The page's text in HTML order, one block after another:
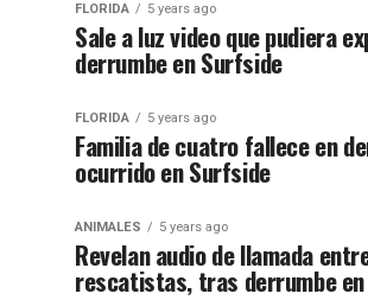
FLORIDA 5 years ago
Sale a luz video que pudiera
derrumbe en Surfside
FLORIDA 5 years ago
Familia de cuatro fallece en
ocurrido en Surfside
ANIMALES 5 years ago
Revelan audio de llamada
rescatistas, tras derrumbe